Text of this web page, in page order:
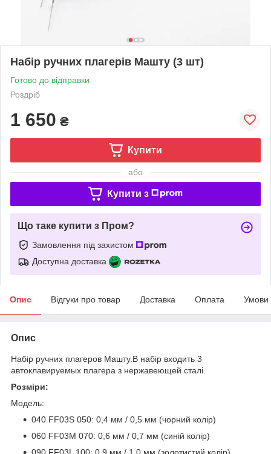
Набір ручних плагерів Машту (3 шт)
Готово до відправки
Роздріб
1 650 ₴
Купити
або
Купити з
Що таке купити з Пром?
Замовлення під захистом
Доступна доставка
Опис Відгуки про товар Доставка Оплата Умови
Опис
Набір ручних плагеров Машту.В набір входить 3
автоклавируемых плагера з нержавеющей сталі.
Розміри:
Модель:
040 FF03S 050: 0,4 мм / 0,5 мм (чорний колір)
060 FF03M 070: 0,6 мм / 0,7 мм (синій колір)
090 FF03L 100: 0,9 мм / 1,0 мм (золотистий колір)